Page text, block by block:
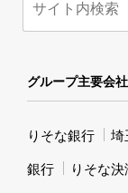
グループ主要会
りそな銀行 埼
銀行 りそな